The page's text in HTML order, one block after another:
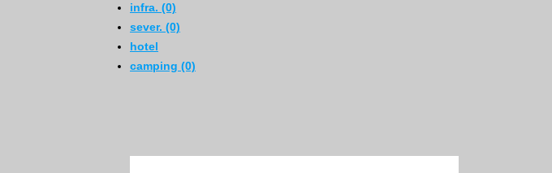
infra. (0)
sever. (0)
hotel
camping (0)